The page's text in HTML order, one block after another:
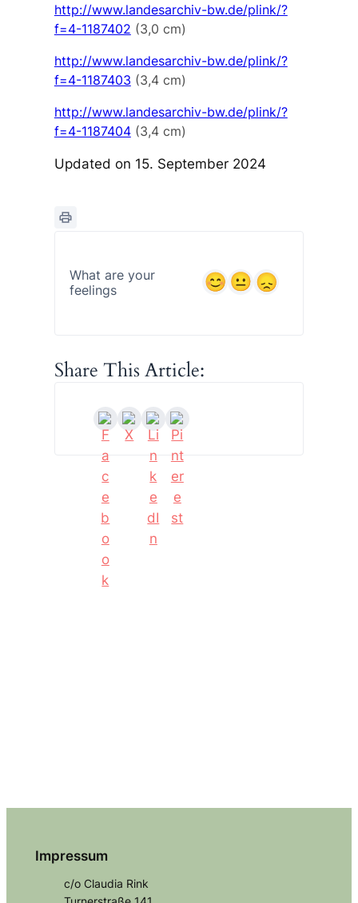
http://www.landesarchiv-bw.de/plink/?
f=4-1187402 (3,0 cm)
http://www.landesarchiv-bw.de/plink/?
f=4-1187403 (3,4 cm)
http://www.landesarchiv-bw.de/plink/?
f=4-1187404(3,4 cm)
Updated on 15. September 2024
What are your
feelings
Share This Article:
Impressum
c/o Claudia Rink